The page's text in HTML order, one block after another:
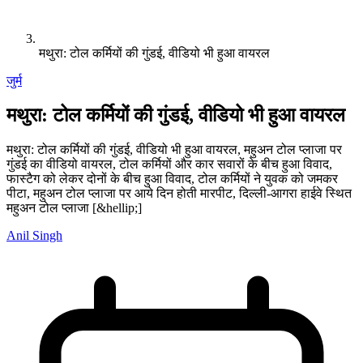
मथुरा: टोल कर्मियों की गुंडई, वीडियो भी हुआ वायरल
जुर्म
मथुरा: टोल कर्मियों की गुंडई, वीडियो भी हुआ वायरल
मथुरा: टोल कर्मियों की गुंडई, वीडियो भी हुआ वायरल, महुअन टोल प्लाजा पर
गुंडई का वीडियो वायरल, टोल कर्मियों और कार सवारों के बीच हुआ विवाद,
फास्टैग को लेकर दोनों के बीच हुआ विवाद, टोल कर्मियों ने युवक को जमकर
पीटा, महुअन टोल प्लाजा पर आये दिन होती मारपीट, दिल्ली-आगरा हाईवे स्थित
महुअन टोल प्लाजा [&hellip;]
Anil Singh